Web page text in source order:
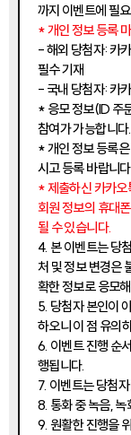
까지 이벤트에 필
* 개인 정보 등록
- 해외 당첨자: 카
필수 기재
- 국내 당첨자: 카
* 응모 정보(ID 주
참여가 가능합니다.
* 개인 정보 등록
시고 등록 바랍니다.
* 제출하신 카카오
회원 정보의 휴대
될 수 있습니다.
4. 본 이벤트는 당
처 및 정보 변경은
확한 정보로 응모
5. 당첨자 본인이
하오니 이 점 유의
6. 이벤트 진행 순
행됩니다.
7. 이벤트는 당첨
8. 통화 중 녹음,
9. 원활한 진행을